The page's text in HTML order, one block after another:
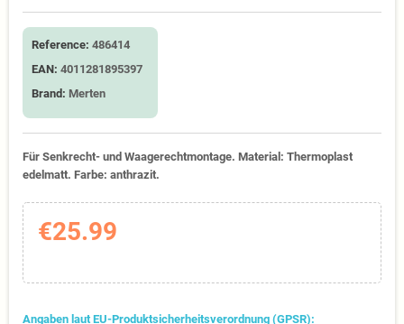
Reference: 486414
EAN: 4011281895397
Brand: Merten
Für Senkrecht- und Waagerechtmontage. Material: Thermoplast
edelmatt. Farbe: anthrazit.
€25.99
Angaben laut EU-Produktsicherheitsverordnung (GPSR):